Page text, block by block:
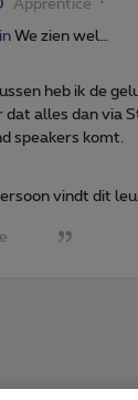
Apprentice
We zien wel…
heb ik de
dat alles dan via
speakers komt.
vindt dit